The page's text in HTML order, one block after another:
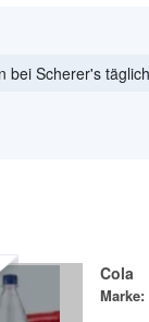
bei Scherer's
Cola
Marke: